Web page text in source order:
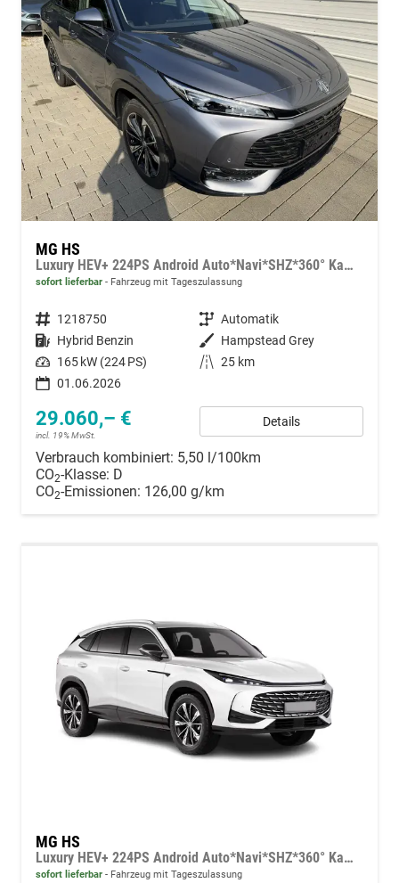
MG HS
Luxury HEV+ 224PS Android Auto*Navi*SHZ*360° Kamera*Keyless*Leder*E-Heck/PDC v/h*
sofort lieferbar Fahrzeug mit Tageszulassung
Fahrzeugnummer 1218750 Getriebe Automatik
Kraftstoff Hybrid Benzin Außenfarbe Hampstead Grey
Leistung 165 kW (224 PS) Kilometerstand 25 km
01.06.2026
29.060,– €
incl. 19% MwSt.
Details
Verbrauch kombiniert: 5,50 l/100km
CO2-Klasse: D
CO2-Emissionen: 126,00 g/km
MG HS
Luxury HEV+ 224PS Android Auto*Navi*SHZ*360° Kamera*Keyless*Leder*E-Heck/PDC v/h*
sofort lieferbar Fahrzeug mit Tageszulassung